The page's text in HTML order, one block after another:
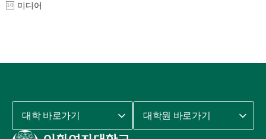
10 미디어
대학 바로가기 대학원 바로가기